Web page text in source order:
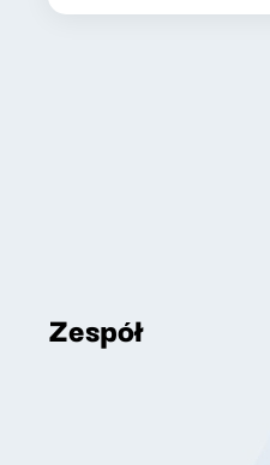
Zespół